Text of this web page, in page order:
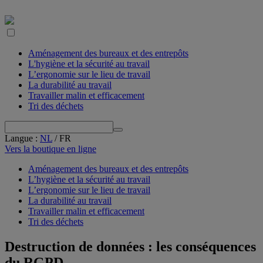
Aménagement des bureaux et des entrepôts
L'hygiène et la sécurité au travail
L’ergonomie sur le lieu de travail
La durabilité au travail
Travailler malin et efficacement
Tri des déchets
Langue : NL /FR
Vers la boutique en ligne
Aménagement des bureaux et des entrepôts
L’hygiène et la sécurité au travail
L’ergonomie sur le lieu de travail
La durabilité au travail
Travailler malin et efficacement
Tri des déchets
Destruction de données : les conséquences